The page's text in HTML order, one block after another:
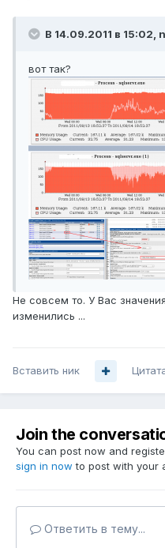
В 14.09.2011 в 15:02,
вот так?
Не совсем то. У Вас
изменились ...
Вставить ник
Join the
You can post now and
sign in now to post with your
Ответить в тему...